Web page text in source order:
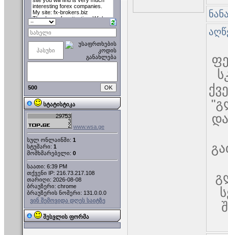
500
სტატისტიკა
www.wsa.ge
სულ ონლაინში: 1
სტუმარი: 1
მომხმარებელი: 0
საათი: 6:39 PM
თქვენი IP: 216.73.217.108
თარიღი: 2026-08-08
ბრაუზერი: chrome
ბრაუზერის ნომერი: 131.0.0.0
ვინ შემოვიდა დღეს საიტზე
შესვლის ფორმა